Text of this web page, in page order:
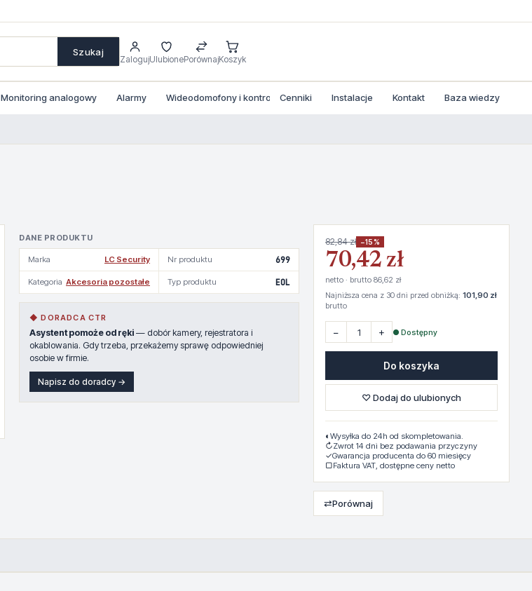
Szukaj
ZalogujUlubionePorównajKoszyk
Monitoring analogowy Alarmy Wideodomofony i kontrola dostepu
Cenniki Instalacje Kontakt Baza wiedzy
DANE PRODUKTU
Marka LC Security Nr produktu 699
Kategoria Akcesoria pozostałe Typ produktu EOL
◆ DORADCA CTR
Asystent pomoże od ręki — dobór kamery, rejestratora i
okablowania. Gdy trzeba, przekażemy sprawę odpowiedniej
osobie w firmie.
Napisz do doradcy →
82,84 zł −15%
70,42 zł
netto · brutto 86,62 zł
Najniższa cena z 30 dni przed obniżką: 101,90 zł
brutto
− + ● Dostępny
Do koszyka
♡ Dodaj do ulubionych
◐ Wysyłka do 24h od skompletowania.
↻Zwrot 14 dni bez podawania przyczyny
✓Gwarancja producenta do 60 miesięcy
▢Faktura VAT, dostępne ceny netto
⇄Porównaj